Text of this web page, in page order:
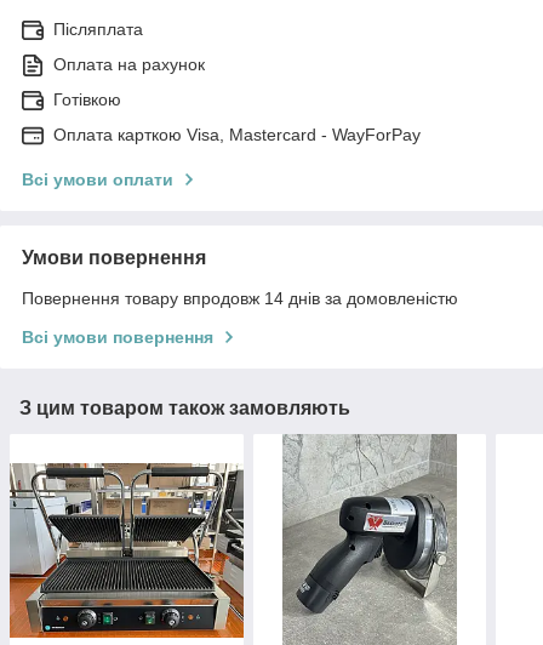
Післяплата
Оплата на рахунок
Готівкою
Оплата карткою Visa, Mastercard - WayForPay
Всі умови оплати
Умови повернення
Повернення товару впродовж 14 днів за домовленістю
Всі умови повернення
З цим товаром також замовляють